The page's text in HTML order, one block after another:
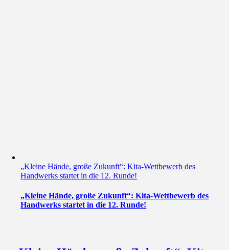
„Kleine Hände, große Zukunft“: Kita-Wettbewerb des
Handwerks startet in die 12. Runde!
„Kleine Hände, große Zukunft“: Kita-Wettbewerb des
Handwerks startet in die 12. Runde!